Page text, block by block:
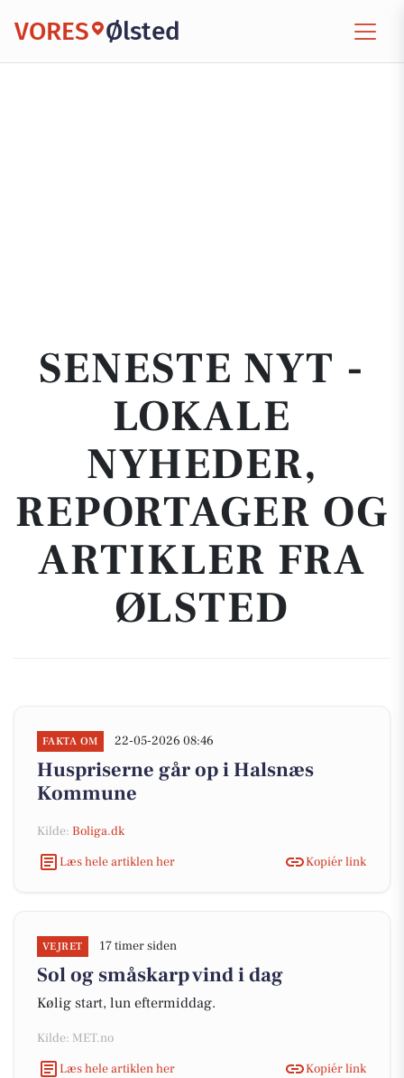
VORES Ølsted
SENESTE NYT -
LOKALE
NYHEDER,
REPORTAGER OG
ARTIKLER FRA
ØLSTED
FAKTA OM 22-05-2026 08:46
Huspriserne går op i Halsnæs
Kommune
Kilde: Boliga.dk
Læs hele artiklen her
Kopiér link
VEJRET 17 timer siden
Sol og småskarp vind i dag
Kølig start, lun eftermiddag.
Kilde: MET.no
Læs hele artiklen her
Kopiér link